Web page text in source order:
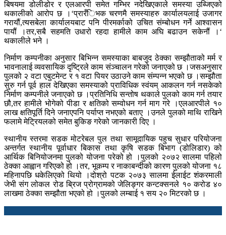
बिषयमा डोलीडोर र एलआरपी समेत गम्भिर नदेखिएकाले समस्या उब्जिएको
थकालीको आरोप छ ।‘प्रारँिभक चरणमै समस्याहरु कार्यालयलाई उजागर
गरायौं,त्यसबेला कार्यालयबाट पनि पीरमर्काको उचित संम्बोधन गर्ने आश्वासन
पायौं ।तर,सबै सहमति उधारो रहदा हामीले काम अघि बढाउन सकेनौं ।‘
थकालीले भने ।
निर्माण कम्पनीका अनुसार बिभिन्न समस्याका बाबजुद ठेक्का सम्झौताको मर्म र
भावनालाई व्यवसायिक दृष्ट्रिले काम संञ्चालन गरेको जनाएको छ ।जसअनुसार
पुलको २ वटा एबुटमेन्ट र १ वटा पियर उठाउने काम संम्पन्न भएको छ ।सम्झौता
सुरु गर्न पूर्व हाल देखिएका समस्याको प्राविधिक स्वंयम् आकलन गर्न नसकेको
निर्माण कम्पनीले जनाएको छ ।प्रतिनिधि सन्तोष थकाले पुलको काम गर्न तयार
छौ,तर हामीले भोगेको पीडा र क्षतिको सम्वोधन गर्न माग गरे ।एलआरपीले १०
लाख क्षतिपूर्ति दिने जनाएपनि पर्याप्त नभएको बताए ।उनले पुलको माथि राखिने
फलामे मेट्रियलको समेत बुकिङ गरेको जानकारी दिए ।
स्थानीय स्तरमा सडक मोटरेबल पुल तथा सामूदायिक पहुच सुधार परियोजना
अन्तर्गत स्थानीय पूर्वाधार बिकास तथा कृषि सडक बिभाग (डोलिडार) को
आर्थिक बिनियोजनमा पुलको योजना परेको हो ।पुलको २०७२ सालमा पहिलो
ठेक्का आह्वान गरिएको हो ।तर, भूकम्प र नाकाबन्दीको कारण पुलको योजना १८
महिनापछि धकेलिएको थियो ।दोश्रो पटक २०७३ सालमा ईलाईट शंकरमाली
जेभी संग लोकल रोड ब्रिज प्रोग्रामको जेलिङ्गर कन्टक्सनले १० करोड ४०
लाखमा ठेक्का सम्झौता भएको हो ।पुलको लम्बाई १ सय २० मिटरको छ ।